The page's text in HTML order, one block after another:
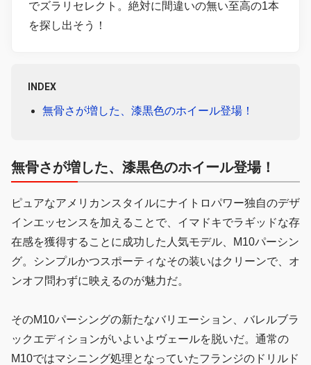
でズラリセレクト。絶対に間違いの無い至高の1本
を探し出そう！
INDEX
無骨さが増した、漆黒色のホイール登場！
無骨さが増した、漆黒色のホイール登場！
ピュアなアメリカンスタイルにナイトロパワー独自のデザ
インエッセンスを加えることで、イマドキでラギッドな存
在感を獲得することに成功した人気モデル、M10パーシン
グ。シンプルかつスポーティなその装いはクリーンで、オ
ンオフ問わずに映えるのが魅力だ。
そのM10パーシングの新たなバリエーション、バレルブラ
ックエディションがいよいよヴェールを脱いだ。通常の
M10ではマシニング処理となっていたフランジのドリルド